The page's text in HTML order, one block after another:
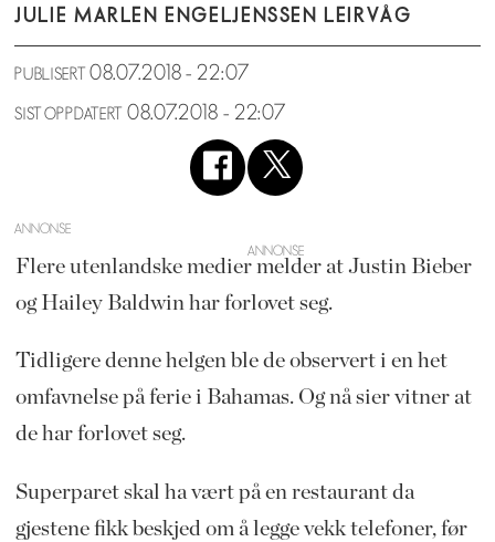
JULIE MARLEN ENGELJENSSEN LEIRVÅG
PUBLISERT 08.07.2018 - 22:07
SIST OPPDATERT 08.07.2018 - 22:07
ANNONSE
Flere utenlandske medier melder at Justin Bieber
og Hailey Baldwin har forlovet seg.
Tidligere denne helgen ble de observert i en het
omfavnelse på ferie i Bahamas. Og nå sier vitner at
de har forlovet seg.
Superparet skal ha vært på en restaurant da
gjestene fikk beskjed om å legge vekk telefoner, før